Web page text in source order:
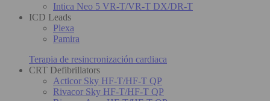
Intica Neo 5 VR-T/VR-T DX/DR-T
ICD Leads
Plexa
Pamira
Terapia de resincronización cardiaca
CRT Defibrillators
Acticor Sky HF-T/HF-T QP
Rivacor Sky HF-T/HF-T QP